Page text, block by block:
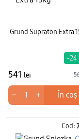
Grund Supraton Extra
541 lei
-24
− + În coș
Cod: